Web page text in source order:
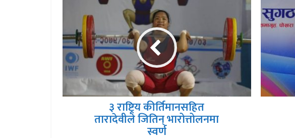
३ राष्ट्रिय कीर्तिमानसहित
तारादेवीले जितिन् भारोत्तोलनमा
स्वर्ण